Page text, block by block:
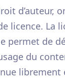
d’auteur,
licence. La
permet de
du
librement